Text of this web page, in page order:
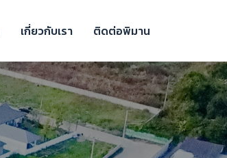
เกี่ยวกับเรา ติดต่อพิมาน